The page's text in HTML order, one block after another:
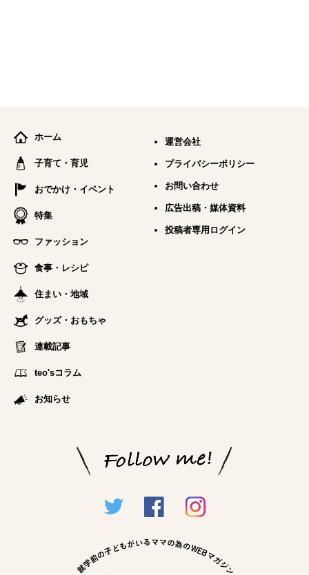
ホーム
子育て・育児
おでかけ・イベント
特集
ファッション
食事・レシピ
住まい・地域
グッズ・おもちゃ
連載記事
teo'sコラム
お知らせ
運営会社
プライバシーポリシー
お問い合わせ
広告出稿・媒体資料
投稿者専用ログイン